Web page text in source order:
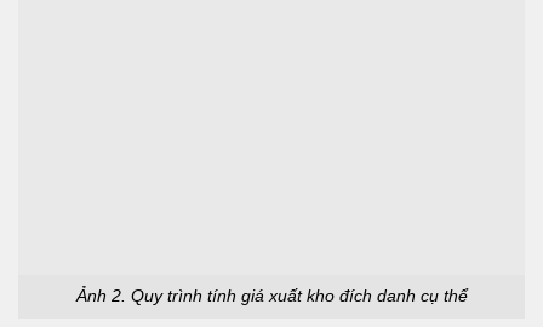
Ảnh 2. Quy trình tính giá xuất kho đích danh cụ thể